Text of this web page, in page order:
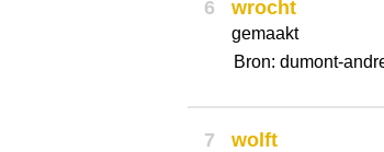
6 wrocht
gemaakt
Bron: dumont-
7 wolft